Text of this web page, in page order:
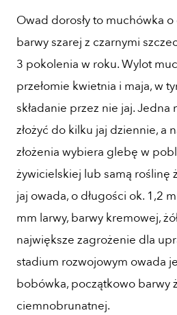
Owad dorosły to muchówka
barwy szarej z czarnymi
3 pokolenia w roku. Wylot
przełomie kwietnia i maja, w
składanie przez nie jaj. Jedna
złożyć do kilku jaj dziennie, a
złożenia wybiera glebę w
żywicielskiej lub samą roślinę
jaj owada, o długości ok. 1,2
mm larwy, barwy kremowej,
największe zagrożenie dla
stadium rozwojowym owada
bobówka, początkowo barwy
ciemnobrunatnej.